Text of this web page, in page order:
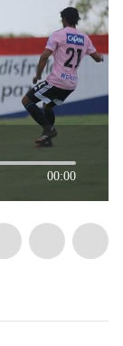
00:00